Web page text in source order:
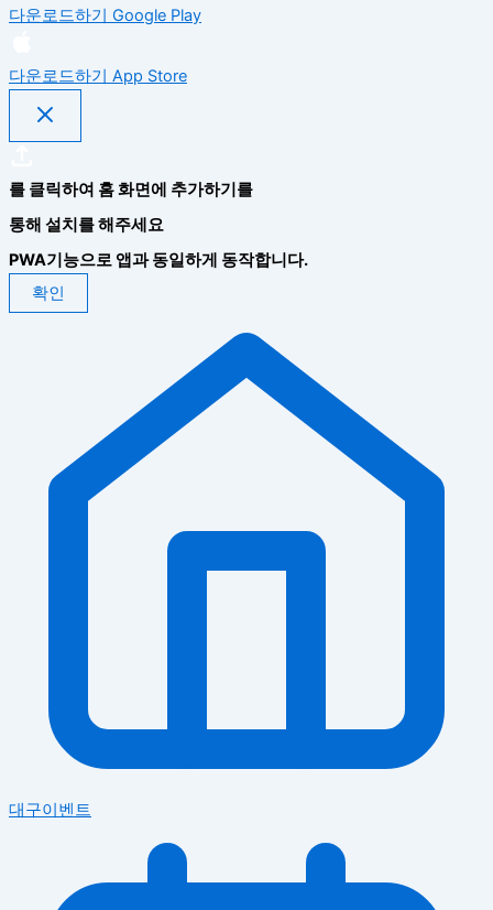
다운로드하기 Google Play
다운로드하기 App Store
를 클릭하여 홈 화면에 추가하기를
통해 설치를 해주세요
PWA기능으로 앱과 동일하게 동작합니다.
확인
대구이벤트